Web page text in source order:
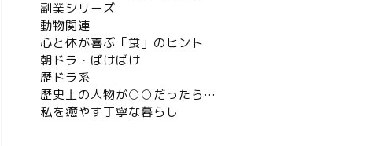
副業シリーズ
動物関連
心と体が喜ぶ「食」のヒント
朝ドラ・ばけばけ
歴ドラ系
歴史上の人物が○○だったら…
私を癒やす丁寧な暮らし